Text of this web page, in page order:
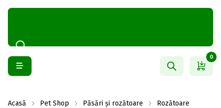
0
Acasă Pet Shop Păsări și rozătoare Rozătoare